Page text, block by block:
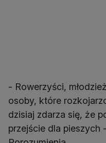
- Rowerzyści,
osoby, które
dzisiaj zdarza się, że
przejście dla pieszych